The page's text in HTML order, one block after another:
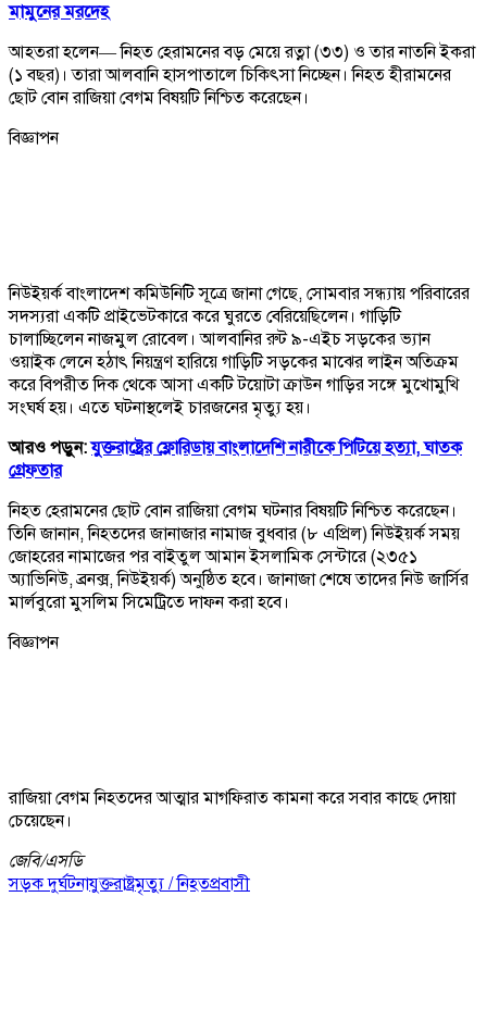
মামুনের মরদেহ
আহতরা হলেন— নিহত হেরামনের বড় মেয়ে রত্না (৩৩) ও তার নাতনি ইকরা
(১ বছর)। তারা আলবানি হাসপাতালে চিকিৎসা নিচ্ছেন। নিহত হীরামনের
ছোট বোন রাজিয়া বেগম বিষয়টি নিশ্চিত করেছেন।
বিজ্ঞাপন
নিউইয়র্ক বাংলাদেশ কমিউনিটি সূত্রে জানা গেছে, সোমবার সন্ধ্যায় পরিবারের
সদস্যরা একটি প্রাইভেটকারে করে ঘুরতে বেরিয়েছিলেন। গাড়িটি
চালাচ্ছিলেন নাজমুল রোবেল। আলবানির রুট ৯-এইচ সড়কের ভ্যান
ওয়াইক লেনে হঠাৎ নিয়ন্ত্রণ হারিয়ে গাড়িটি সড়কের মাঝের লাইন অতিক্রম
করে বিপরীত দিক থেকে আসা একটি টয়োটা ক্রাউন গাড়ির সঙ্গে মুখোমুখি
সংঘর্ষ হয়। এতে ঘটনাস্থলেই চারজনের মৃত্যু হয়।
আরও পড়ুন:যুক্তরাষ্ট্রের ফ্লোরিডায় বাংলাদেশি নারীকে পিটিয়ে হত্যা, ঘাতক
গ্রেফতার
নিহত হেরামনের ছোট বোন রাজিয়া বেগম ঘটনার বিষয়টি নিশ্চিত করেছেন।
তিনি জানান, নিহতদের জানাজার নামাজ বুধবার (৮ এপ্রিল) নিউইয়র্ক সময়
জোহরের নামাজের পর বাইতুল আমান ইসলামিক সেন্টারে (২৩৫১
অ্যাভিনিউ, ব্রনক্স, নিউইয়র্ক) অনুষ্ঠিত হবে। জানাজা শেষে তাদের নিউ জার্সির
মার্লবুরো মুসলিম সিমেট্রিতে দাফন করা হবে।
বিজ্ঞাপন
রাজিয়া বেগম নিহতদের আত্মার মাগফিরাত কামনা করে সবার কাছে দোয়া
চেয়েছেন।
জেবি/এসডি
সড়ক দুর্ঘটনাযুক্তরাষ্ট্রমৃত্যু / নিহতপ্রবাসী